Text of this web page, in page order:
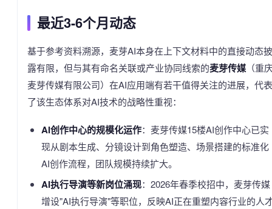
最近3-6个月动态
基于参考资料溯源，麦芽AI本身在上下文材料中的直接动态披
露有限，但与其有命名关联或产业协同线索的麦芽传媒 （重
麦芽传媒有限公司）在AI应用端有若干值得关注的进展，代表
了该生态体系对AI技术的战略性重视：
AI创作中心的规模化运作：麦芽传媒15楼AI创作中心已实
现从剧本生成、分镜设计到角色塑造、场景搭建的标准化
AI创作流程，团队规模持续扩大。
AI执行导演等新岗位涌现：2026年春季校招中，麦芽传媒
增设"AI执行导演"等职位，反映AI正在重塑内容行业的人